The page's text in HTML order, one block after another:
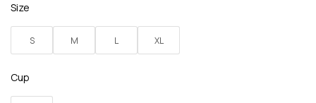
Size
S M L XL
Cup